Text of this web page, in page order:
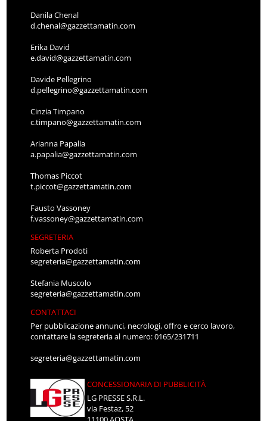
Danila Chenal
d.chenal@gazzettamatin.com
Erika David
e.david@gazzettamatin.com
Davide Pellegrino
d.pellegrino@gazzettamatin.com
Cinzia Timpano
c.timpano@gazzettamatin.com
Arianna Papalia
a.papalia@gazzettamatin.com
Thomas Piccot
t.piccot@gazzettamatin.com
Fausto Vassoney
f.vassoney@gazzettamatin.com
SEGRETERIA
Roberta Prodoti
segreteria@gazzettamatin.com
Stefania Muscolo
segreteria@gazzettamatin.com
CONTATTACI
Per pubblicazione annunci, necrologi, offro e cerco lavoro,
contattare la segreteria al numero: 0165/231711
segreteria@gazzettamatin.com
CONCESSIONARIA DI PUBBLICITÀ
LG PRESSE S.R.L.
via Festaz, 52